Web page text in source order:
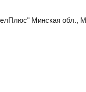
Минская обл.,